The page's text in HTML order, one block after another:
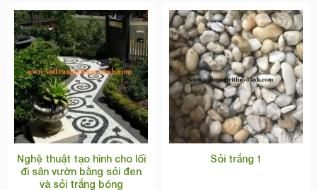
Nghệ thuật tạo hình cho lối
đi sân vườn bằng sỏi đen
và sỏi trắng bóng
Sỏi trắng 1